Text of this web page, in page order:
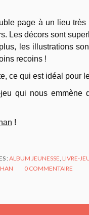
page à un lieu
Les décors sont
les illustrations
recoins !
ce qui est idéal pour
qui nous emmène
!
:ALBUM JEUNESSE ,LIVRE-
0 COMMENTAIRE